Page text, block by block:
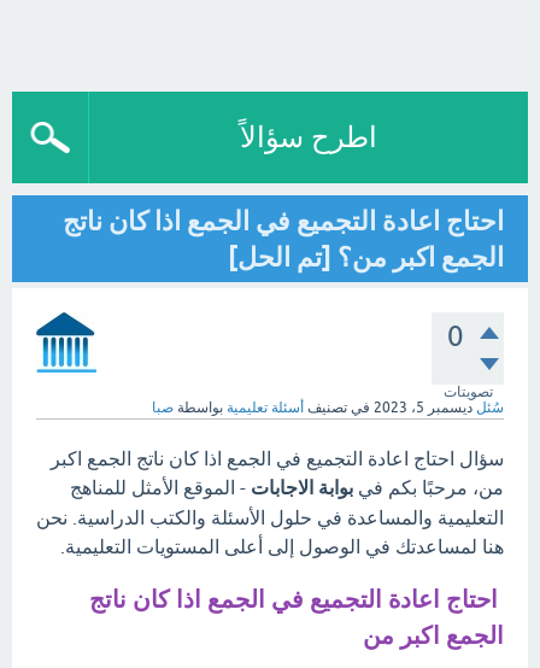
اطرح سؤالاً
احتاج اعادة التجميع في الجمع اذا كان ناتج
الجمع اكبر من؟ [تم الحل]
0
تصويتات
سُئل ديسمبر 5، 2023 في تصنيف أسئلة تعليمية بواسطة صبا
سؤال احتاج اعادة التجميع في الجمع اذا كان ناتج الجمع اكبر
من، مرحبًا بكم في بوابة الاجابات - الموقع الأمثل للمناهج
التعليمية والمساعدة في حلول الأسئلة والكتب الدراسية. نحن
هنا لمساعدتك في الوصول إلى أعلى المستويات التعليمية.
احتاج اعادة التجميع في الجمع اذا كان ناتج
الجمع اكبر من